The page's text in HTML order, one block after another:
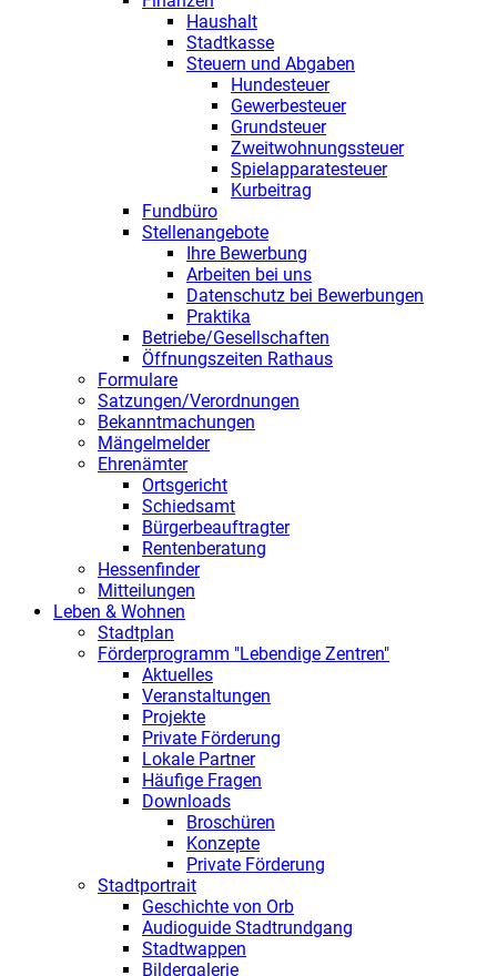
Haushalt
Stadtkasse
Steuern und Abgaben
Hundesteuer
Gewerbesteuer
Grundsteuer
Zweitwohnungssteuer
Spielapparatesteuer
Kurbeitrag
Fundbüro
Stellenangebote
Ihre Bewerbung
Arbeiten bei uns
Datenschutz bei Bewerbungen
Praktika
Betriebe/Gesellschaften
Öffnungszeiten Rathaus
Formulare
Satzungen/Verordnungen
Bekanntmachungen
Mängelmelder
Ehrenämter
Ortsgericht
Schiedsamt
Bürgerbeauftragter
Rentenberatung
Hessenfinder
Mitteilungen
Leben & Wohnen
Stadtplan
Förderprogramm "Lebendige Zentren"
Aktuelles
Veranstaltungen
Projekte
Private Förderung
Lokale Partner
Häufige Fragen
Downloads
Broschüren
Konzepte
Private Förderung
Stadtportrait
Geschichte von Orb
Audioguide Stadtrundgang
Stadtwappen
Bildergalerie